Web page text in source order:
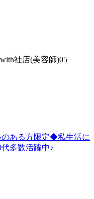
社店(美容師)05
のある方限定◆私生活に
多数活躍中♪